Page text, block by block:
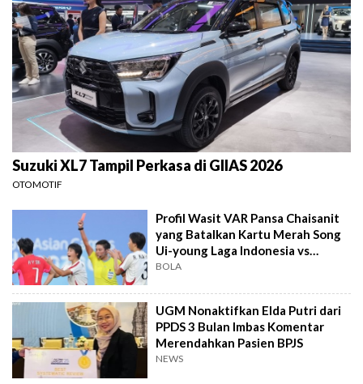
Suzuki XL7 Tampil Perkasa di GIIAS 2026
OTOMOTIF
Profil Wasit VAR Pansa Chaisanit
yang Batalkan Kartu Merah Song
Ui-young Laga Indonesia vs
Singapura
BOLA
UGM Nonaktifkan Elda Putri dari
PPDS 3 Bulan Imbas Komentar
Merendahkan Pasien BPJS
NEWS